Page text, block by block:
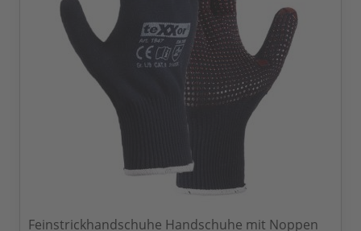
Feinstrickhandschuhe Handschuhe mit Noppen